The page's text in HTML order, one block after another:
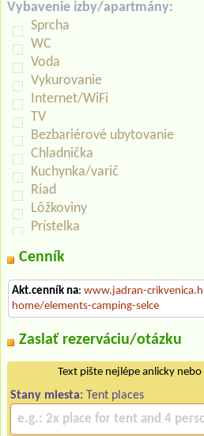
Vybavenie izby/apartmány:
Sprcha
WC
Voda
Vykurovanie
Internet/WiFi
TV
Bezbariérové ubytovanie
Chladnička
Kuchynka/varič
Riad
Lôžkoviny
Prístelka
Cenník
Akt.cenník na: www.jadran-
home/elements-camping-selce
Zaslať rezerváciu/otázku
Text pište nejlépe anlicky
Stany miesta: Tent places